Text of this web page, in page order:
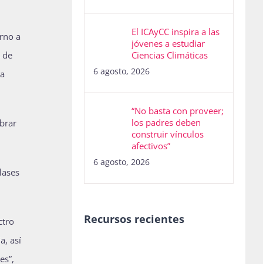
a
de
así
El ICAyCC inspira a las
jóvenes a estudiar
Ciencias Climáticas
6 agosto, 2026
“No basta con proveer;
los padres deben
construir vínculos
afectivos”
6 agosto, 2026
Recursos recientes